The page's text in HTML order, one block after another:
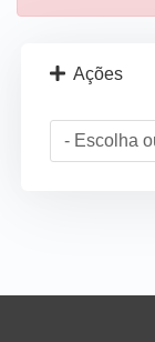
Ações